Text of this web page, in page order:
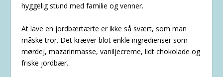
hyggelig stund med familie og venner.
At lave en jordbærtærte er ikke så svært, som man
måske tror. Det kræver blot enkle ingredienser som
mørdej, mazarinmasse, vaniljecreme, lidt chokolade og
friske jordbær.